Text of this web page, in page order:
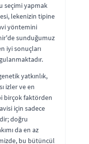
seçimi yapmak
lekenizin tipine
yöntemini
sunduğumuz
iyi sonuçları
yatkınlık,
izler ve en
birçok faktörden
için sadece
doğru
da en az
bu bütüncül